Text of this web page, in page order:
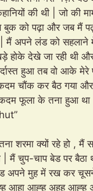
की थी | जो की
को पढ़ा और जब मैं
मैं अपने लंड को सहलाने
होके देखे जा रही थी
हुआ तब वो आके
चौंक कर बैठ गया
लंड एकदम फूला के
शरमा क्यों रहे हो ,
मैं चुप-चाप बेड पर बैठा
अपने मुह में रख कर
आह्ह अहह आह्ह